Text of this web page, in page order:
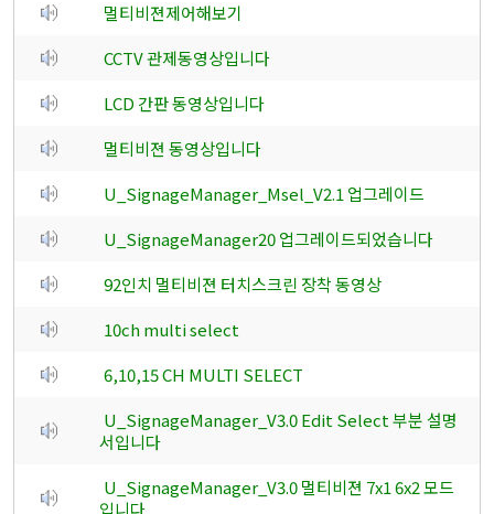
멀티비젼제어해보기
CCTV 관제동영상입니다
LCD 간판 동영상입니다
멀티비젼 동영상입니다
U_SignageManager_Msel_V2.1 업그레이드
U_SignageManager20 업그레이드되었습니다
92인치 멀티비젼 터치스크린 장착 동영상
10ch multi select
6,10,15 CH MULTI SELECT
U_SignageManager_V3.0 Edit Select 부분 설명
서입니다
U_SignageManager_V3.0 멀티비젼 7x1 6x2 모드
입니다